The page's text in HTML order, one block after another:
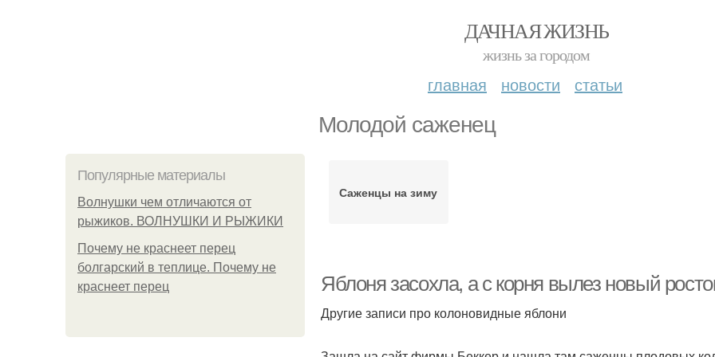
ДАЧНАЯ ЖИЗНЬ
жизнь за городом
главная новости статьи
Молодой саженец
Популярные материалы
Волнушки чем отличаются от
рыжиков. ВОЛНУШКИ И РЫЖИКИ
Почему не краснеет перец
болгарский в теплице. Почему не
краснеет перец
Саженцы на зиму
Яблоня засохла, а с корня вылез новый
Другие записи про колоновидные яблони